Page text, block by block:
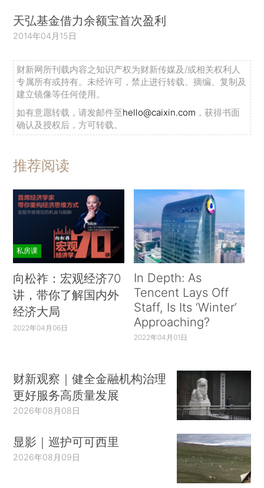
天弘基金借力余额宝首次盈利
2014年04月15日
财新网所刊载内容之知识产权为财新传媒及/或相关权利人
专属所有或持有。未经许可，禁止进行转载、摘编、复制及
建立镜像等任何使用。
如有意愿转载，请发邮件至hello@caixin.com ，获得书面
确认及授权后，方可转载。
推荐阅读
私房课
向松祚：宏观经济70
讲，带你了解国内外
经济大局
2022年04月06日
In Depth: As
Tencent Lays Off
Staff, Is Its ‘Winter’
Approaching?
2022年04月01日
财新观察｜健全金融机构治理
更好服务高质量发展
2026年08月08日
显影｜巡护可可西里
2026年08月09日